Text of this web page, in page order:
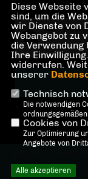
der nachfolgenden
Anti-
* Pflichtfeld!
Alle Rechte
Diese Webseite
sind, um die
wir Dienste von
Webangebot zu
die
Ihre
widerrufen.
unserer
Technisch
Die notwendigen
Cookies von
Zur Optimierung
Angebote von
Alle akzeptieren